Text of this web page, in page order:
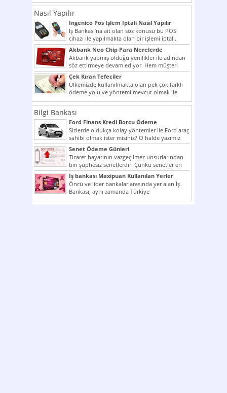
Nasıl Yapılır
İngenico Pos İşlem İptali Nasıl Yapılır
İş Bankası’na ait olan söz konusu bu POS
cihazı ile yapılmakta olan bir işlemi iptal...
Akbank Neo Chip Para Nerelerde
Kullanılır?
Akbank yapmış olduğu yenilikler ile adından
söz ettirmeye devam ediyor. Hem müşteri
potansiyelini arttırmak hem...
Çek Kıran Tefeciler
Ülkemizde kullanılmakta olan pek çok farklı
ödeme yolu ve yöntemi mevcut olmak ile
beraber bunlar...
Bilgi Bankası
Ford Finans Kredi Borcu Ödeme
Sizlerde oldukça kolay yöntemler ile Ford araç
sahibi olmak ister misiniz? O halde yazımız
ilginizi...
Senet Ödeme Günleri
Ticaret hayatının vazgeçilmez unsurlarından
biri şüphesiz senetlerdir. Çünkü senetler en
çok kullanılan ödeme araçlarıdır. Taksitler...
İş bankası Maxipuan Kullanılan Yerler
Öncü ve lider bankalar arasında yer alan İş
Bankası, aynı zamanda Türkiye
Cumhuriyeti’nin ilk milli...